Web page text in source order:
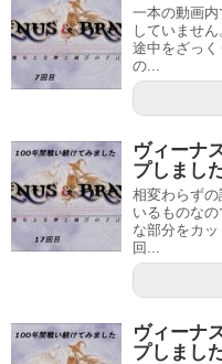
一本の動画
していませ
途中をざっ
の...
ヴィーナ
プしまし
相変わらず
いるものな
な部分をカ
回...
ヴィーナ
プしまし